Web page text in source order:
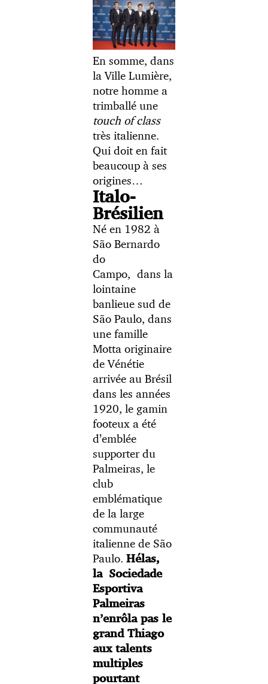
En somme, dans
la Ville Lumière,
notre homme a
trimballé une
touch of class
très italienne.
Qui doit en fait
beaucoup à ses
origines…
Italo-
Brésilien
Né en 1982 à
São Bernardo
do
Campo, dans la
lointaine
banlieue sud de
São Paulo, dans
une famille
Motta originaire
de Vénétie
arrivée au Brésil
dans les années
1920, le gamin
footeux a été
d’emblée
supporter du
Palmeiras, le
club
emblématique
de la large
communauté
italienne de São
Paulo.Hélas,
la Sociedade
Esportiva
Palmeiras
n’enrôla pas le
grand Thiago
aux talents
multiples
pourtant